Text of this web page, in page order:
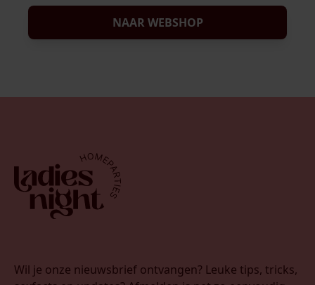
NAAR WEBSHOP
Wil je onze nieuwsbrief ontvangen? Leuke tips, tricks,